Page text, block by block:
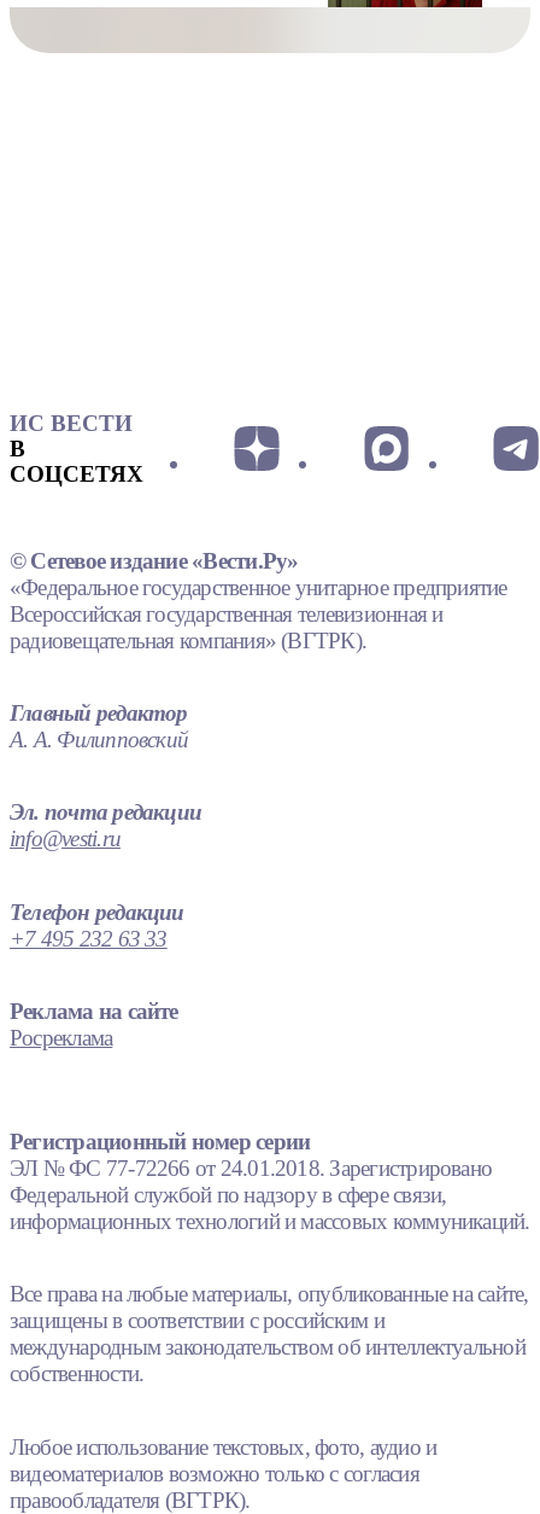
ИС ВЕСТИ
В
СОЦСЕТЯХ
© Сетевое издание «Вести.Ру»
«Федеральное государственное унитарное предприятие
Всероссийская государственная телевизионная и
радиовещательная компания» (ВГТРК).
Главный редактор
А. А. Филипповский
Эл. почта редакции
info@vesti.ru
Телефон редакции
+7 495 232 63 33
Реклама на сайте
Росреклама
Регистрационный номер серии
ЭЛ № ФС 77-72266 от 24.01.2018. Зарегистрировано
Федеральной службой по надзору в сфере связи,
информационных технологий и массовых коммуникаций.
Все права на любые материалы, опубликованные на сайте,
защищены в соответствии с российским и
международным законодательством об интеллектуальной
собственности.
Любое использование текстовых, фото, аудио и
видеоматериалов возможно только с согласия
правообладателя (ВГТРК).